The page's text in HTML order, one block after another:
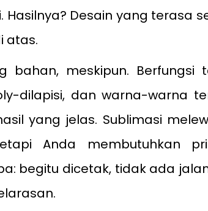
Desain yang terasa
atas.
bahan, meskipun. Berfungsi
dilapisi, dan warna-warna
yang jelas. Sublimasi
Anda membutuhkan
begitu dicetak, tidak ada